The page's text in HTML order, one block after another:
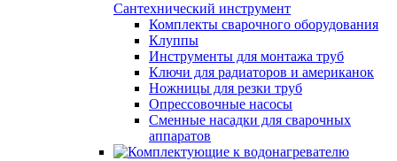
Сантехнический инструмент
Комплекты сварочного оборудования
Клуппы
Инструменты для монтажа труб
Ключи для радиаторов и американок
Ножницы для резки труб
Опрессовочные насосы
Сменные насадки для сварочных
аппаратов